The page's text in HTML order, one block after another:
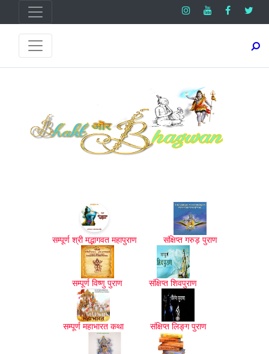
सम्पूर्ण श्री मद्भागवत महापुराण संक्षिप्त गरुड़ पुराण
सम्पूर्ण विष्णु पुराण संक्षिप्त शिवपुराण
सम्पूर्ण महाभारत कथा संक्षिप्त लिङ्ग पुराण